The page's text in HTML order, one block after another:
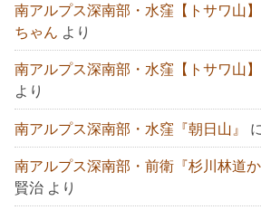
南アルプス深南部・水窪【トサワ山
ちゃん より
南アルプス深南部・水窪【トサワ山
より
南アルプス深南部・水窪『朝日山』
南アルプス深南部・前衛『杉川林道か
賢治 より